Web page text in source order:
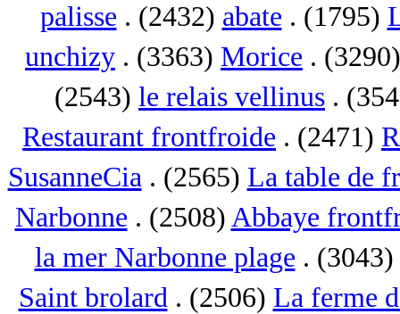
palisse . (2432) abate . (1795)
unchizy . (3363) Morice .
(2543) le relais vellinus .
Restaurant frontfroide . (2471)
SusanneCia. (2565) La table de
Narbonne . (2508) Abbaye
la mer Narbonne plage . (3043)
Saint brolard. (2506) La ferme